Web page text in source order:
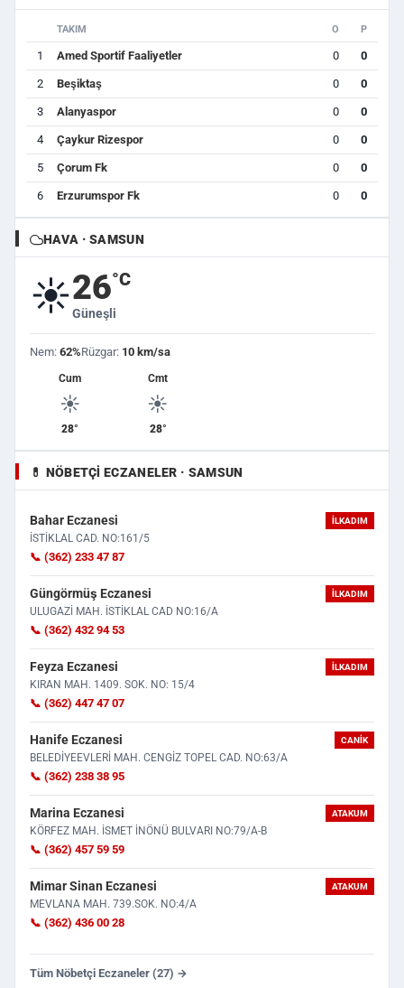
TAKIM O P
1 Amed Sportif Faaliyetler 0 0
2 Beşiktaş 0 0
3 Alanyaspor 0 0
4 Çaykur Rizespor 0 0
5 Çorum Fk 0 0
6 Erzurumspor Fk 0 0
HAVA · SAMSUN
☀️26°C
Güneşli
Nem: 62%Rüzgar: 10 km/sa
Cum
☀️
28°
Cmt
☀️
28°
💊 NÖBETÇI ECZANELER · SAMSUN
Bahar Eczanesi İLKADIM
İSTİKLAL CAD. NO:161/5
📞 (362) 233 47 87
Güngörmüş Eczanesi İLKADIM
ULUGAZİ MAH. İSTİKLAL CAD NO:16/A
📞 (362) 432 94 53
Feyza Eczanesi İLKADIM
KIRAN MAH. 1409. SOK. NO: 15/4
📞 (362) 447 47 07
Hanife Eczanesi CANIK
BELEDİYEEVLERİ MAH. CENGİZ TOPEL CAD. NO:63/A
📞 (362) 238 38 95
Marina Eczanesi ATAKUM
KÖRFEZ MAH. İSMET İNÖNÜ BULVARI NO:79/A-B
📞 (362) 457 59 59
Mimar Sinan Eczanesi ATAKUM
MEVLANA MAH. 739.SOK. NO:4/A
📞 (362) 436 00 28
Tüm Nöbetçi Eczaneler (27) →